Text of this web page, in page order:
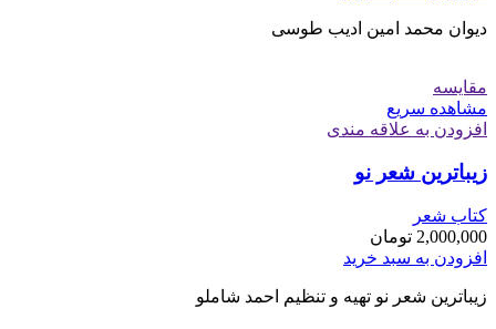
دیوان محمد امین ادیب طوسی
مقایسه
مشاهده سریع
افزودن به علاقه مندی
زیباترین شعر نو
کتاب شعر
2,000,000 تومان
افزودن به سبد خرید
زیباترین شعر نو تهیه و تنظیم احمد شاملو